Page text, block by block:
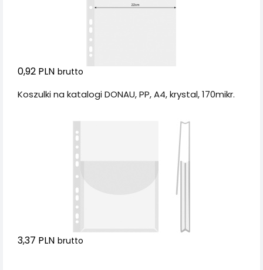
0,92 PLN brutto
Koszulki na katalogi DONAU, PP, A4, krystal, 170mikr.
3,37 PLN brutto